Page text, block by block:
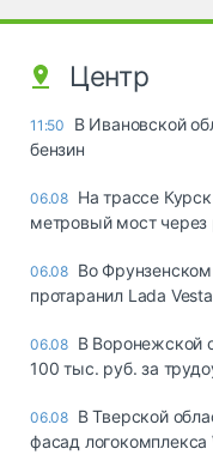
Центр
11:50
В Ивановской
бензин
06.08 На трассе
метровый мост через
06.08 Во
протаранил Lada Vesta
06.08 В Воронежской
100 тыс. руб. за
06.08 В Тверской
фасад логокомплекса